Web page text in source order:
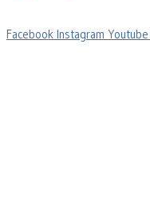
Facebook Instagram Youtube